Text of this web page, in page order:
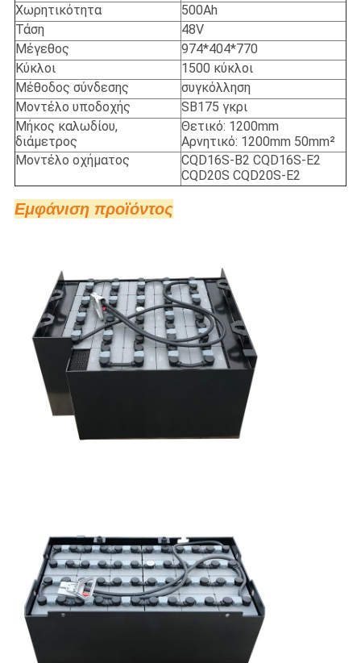
Χωρητικότητα
500Ah
Τάση
48V
Μέγεθος
974*404*770
Κύκλοι
1500 κύκλοι
Μέθοδος σύνδεσης
συγκόλληση
Μοντέλο υποδοχής
SB175 γκρι
Μήκος καλωδίου,
διάμετρος
Θετικό: 1200mm
Αρνητικό: 1200mm 50mm²
Μοντέλο οχήματος
CQD16S-B2 CQD16S-E2
CQD20S CQD20S-E2
Εμφάνιση προϊόντος